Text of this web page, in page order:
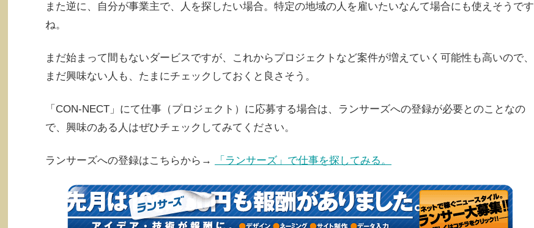
また逆に、自分が事業主で、人を探したい場合。特定の地域の人を雇いたいなんて場合にも使えそうです
ね。
まだ始まって間もないダービスですが、これからプロジェクトなど案件が増えていく可能性も高いので、
まだ興味ない人も、たまにチェックしておくと良さそう。
「CON-NECT」にて仕事（プロジェクト）に応募する場合は、ランサーズへの登録が必要とのことなの
で、興味のある人はぜひチェックしてみてください。
ランサーズへの登録はこちらから→ 「ランサーズ」で仕事を探してみる。